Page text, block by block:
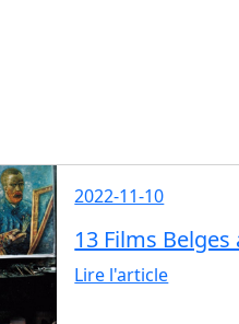
2022-11-10
13 Films Belges
Lire l'article